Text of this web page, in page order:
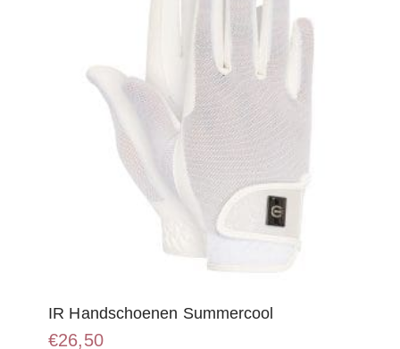
IR Handschoenen Summercool
€26,50